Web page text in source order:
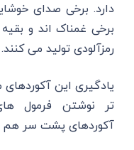
دارد. برخی صدای
برخی غمناک اند و
رمزآلودی تولید می‌ کنند.
یادگیری این
‌تر نوشتن فرمول
آکوردهای پشت سر